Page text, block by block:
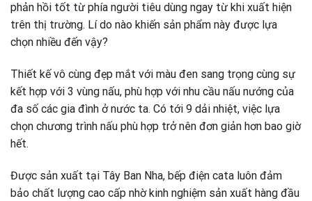
phản hồi tốt từ phía người tiêu dùng ngay từ khi xuất hiện
trên thị trường. Lí do nào khiến sản phẩm này được lựa
chọn nhiều đến vậy?
Thiết kế vô cùng đẹp mắt với màu đen sang trọng cùng sự
kết hợp với 3 vùng nấu, phù hợp với nhu cầu nấu nướng của
đa số các gia đình ở nước ta. Có tới 9 dải nhiệt, việc lựa
chọn chương trình nấu phù hợp trở nên đơn giản hơn bao giờ
hết.
Được sản xuất tại Tây Ban Nha, bếp điện cata luôn đảm
bảo chất lượng cao cấp nhờ kinh nghiệm sản xuất hàng đầu